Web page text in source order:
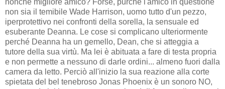
non sia il temibile Wade Harrison, uomo tutto d'un pezzo,
iperprotettivo nei confronti della sorella, la sensuale ed
esuberante Deanna. Le cose si complicano ulteriormente
perché Deanna ha un gemello, Dean, che si atteggia a
tutore della sua virtù. Ma lei è abituata a fare di testa propria
e non permette a nessuno di darle ordini... almeno fuori dalla
camera da letto. Perciò all'inizio la sua reazione alla corte
spietata del bel tenebroso Jonas Phoenix è un sonoro NO,